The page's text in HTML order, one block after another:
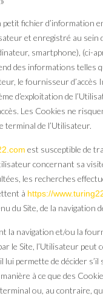
petit fichier d’information
et enregistré au sein
smartphone), (ci-
des informations telles
le fournisseur d’accès
d’exploitation de
Les Cookies ne
terminal de l’Utilisateur.
est susceptible de
concernant sa
les recherches
à https://
du Site, de la navigation
la navigation et/ou la
le Site, l’Utilisateur peut
lui permette de décider s’il
à ce que des
ou, au contraire,